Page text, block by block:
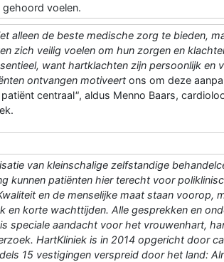
voelen.
alleen de beste medische zorg te bieden,
zich veilig voelen om hun zorgen en
want hartklachten zijn persoonlijk en
ontvangen motiveert ons om deze
centraal", aldus Menno Baars,
van kleinschalige zelfstandige
kunnen patiënten hier terecht voor
en de menselijke maat staan voorop,
en korte wachttijden. Alle gesprekken en
speciale aandacht voor het vrouwenhart,
HartKliniek is in 2014 opgericht door
15 vestigingen verspreid door het land: